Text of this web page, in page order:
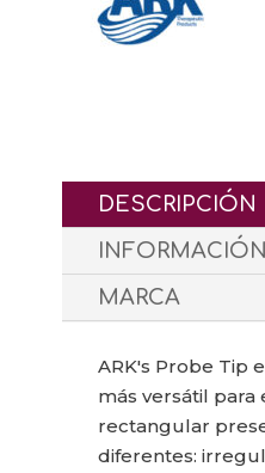
DESCRIPCIÓN
MARCA
ARK's Probe Tip
más versátil para
rectangular
diferentes: